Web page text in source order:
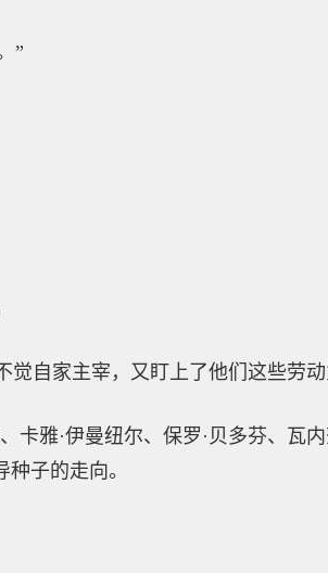
”
自家主宰，又盯上了他们这些劳动
卡雅·伊曼纽尔、保罗·贝多芬、瓦内
子的走向。